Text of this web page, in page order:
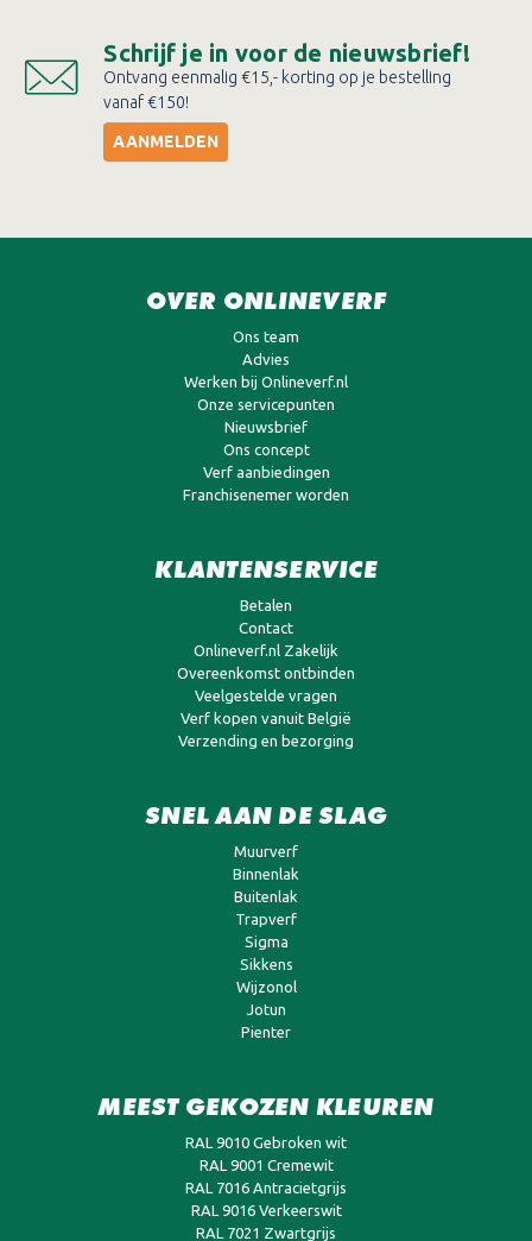
Schrijf je in voor de nieuwsbrief!
Ontvang eenmalig €15,- korting op je bestelling
vanaf €150!
AANMELDEN
OVER ONLINEVERF
Ons team
Advies
Werken bij Onlineverf.nl
Onze servicepunten
Nieuwsbrief
Ons concept
Verf aanbiedingen
Franchisenemer worden
KLANTENSERVICE
Betalen
Contact
Onlineverf.nl Zakelijk
Overeenkomst ontbinden
Veelgestelde vragen
Verf kopen vanuit België
Verzending en bezorging
SNEL AAN DE SLAG
Muurverf
Binnenlak
Buitenlak
Trapverf
Sigma
Sikkens
Wijzonol
Jotun
Pienter
MEEST GEKOZEN KLEUREN
RAL 9010 Gebroken wit
RAL 9001 Cremewit
RAL 7016 Antracietgrijs
RAL 9016 Verkeerswit
RAL 7021 Zwartgrijs